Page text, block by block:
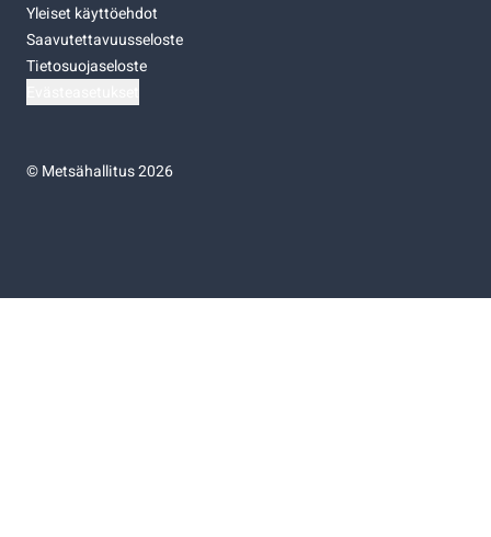
Yleiset käyttöehdot
Saavutettavuusseloste
Tietosuojaseloste
©Metsähallitus 2026